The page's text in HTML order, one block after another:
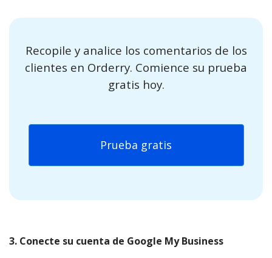
Recopile y analice los comentarios de los
clientes en Orderry. Comience su prueba
gratis hoy.
Prueba gratis
3. Conecte su cuenta de Google My Business